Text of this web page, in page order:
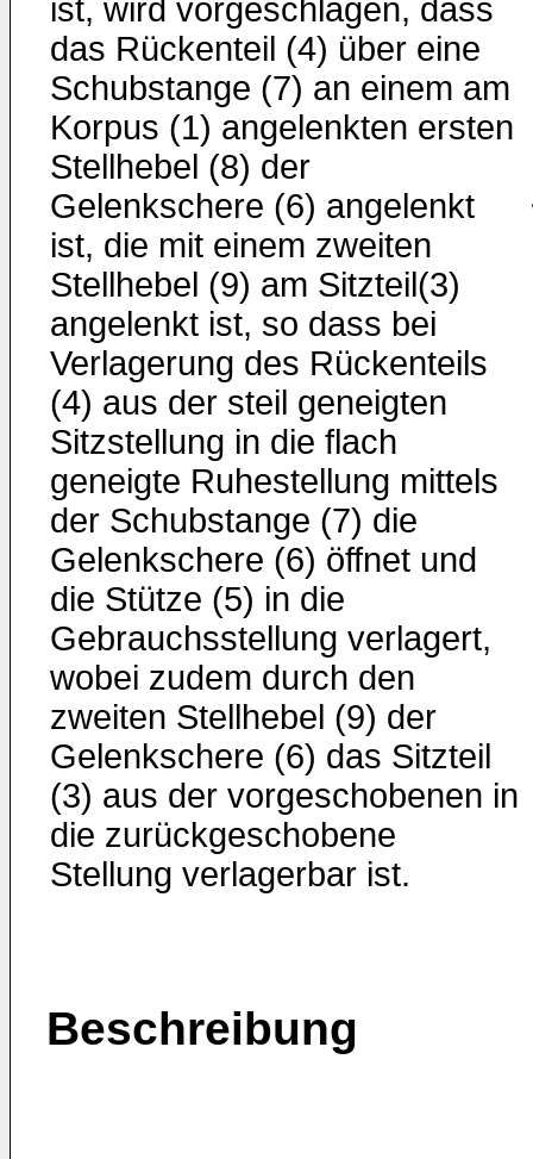
ist, wird vorgeschlagen, dass
das Rückenteil (4) über eine
Schubstange (7) an einem am
Korpus (1) angelenkten ersten
Stellhebel (8) der
Gelenkschere (6) angelenkt
ist, die mit einem zweiten
Stellhebel (9) am Sitzteil(3)
angelenkt ist, so dass bei
Verlagerung des Rückenteils
(4) aus der steil geneigten
Sitzstellung in die flach
geneigte Ruhestellung mittels
der Schubstange (7) die
Gelenkschere (6) öffnet und
die Stütze (5) in die
Gebrauchsstellung verlagert,
wobei zudem durch den
zweiten Stellhebel (9) der
Gelenkschere (6) das Sitzteil
(3) aus der vorgeschobenen in
die zurückgeschobene
Stellung verlagerbar ist.
Beschreibung